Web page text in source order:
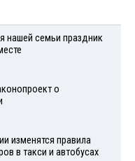
нашей семьи праздник
о
изменятся правила
в такси и автобусах